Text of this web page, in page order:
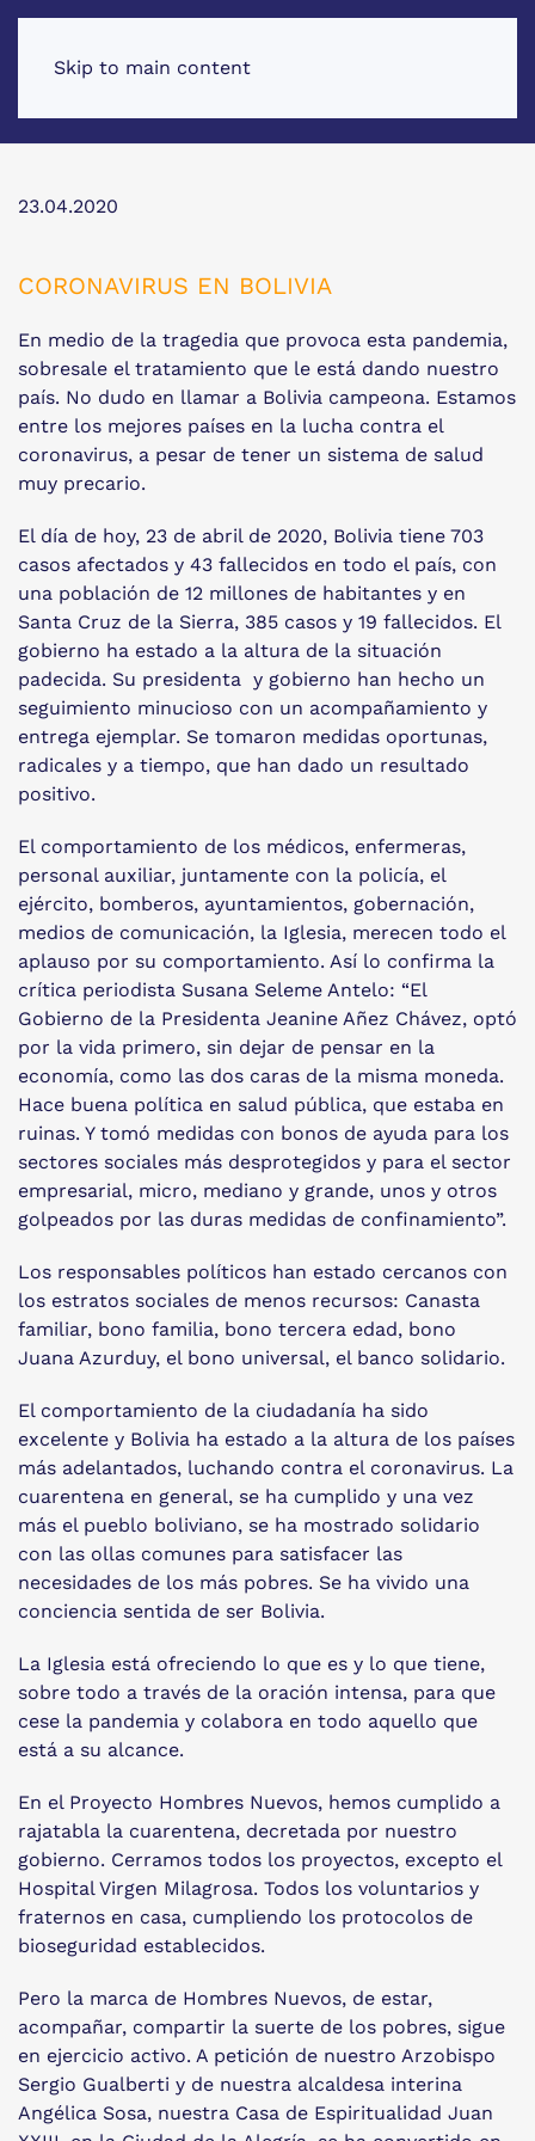
Skip to main content
23.04.2020
CORONAVIRUS EN BOLIVIA
En medio de la tragedia que provoca esta pandemia,
sobresale el tratamiento que le está dando nuestro
país. No dudo en llamar a Bolivia campeona. Estamos
entre los mejores países en la lucha contra el
coronavirus, a pesar de tener un sistema de salud
muy precario.
El día de hoy, 23 de abril de 2020, Bolivia tiene 703
casos afectados y 43 fallecidos en todo el país, con
una población de 12 millones de habitantes y en
Santa Cruz de la Sierra, 385 casos y 19 fallecidos. El
gobierno ha estado a la altura de la situación
padecida. Su presidenta y gobierno han hecho un
seguimiento minucioso con un acompañamiento y
entrega ejemplar. Se tomaron medidas oportunas,
radicales y a tiempo, que han dado un resultado
positivo.
El comportamiento de los médicos, enfermeras,
personal auxiliar, juntamente con la policía, el
ejército, bomberos, ayuntamientos, gobernación,
medios de comunicación, la Iglesia, merecen todo el
aplauso por su comportamiento. Así lo confirma la
crítica periodista Susana Seleme Antelo: “El
Gobierno de la Presidenta Jeanine Añez Chávez, optó
por la vida primero, sin dejar de pensar en la
economía, como las dos caras de la misma moneda.
Hace buena política en salud pública, que estaba en
ruinas. Y tomó medidas con bonos de ayuda para los
sectores sociales más desprotegidos y para el sector
empresarial, micro, mediano y grande, unos y otros
golpeados por las duras medidas de confinamiento”.
Los responsables políticos han estado cercanos con
los estratos sociales de menos recursos: Canasta
familiar, bono familia, bono tercera edad, bono
Juana Azurduy, el bono universal, el banco solidario.
El comportamiento de la ciudadanía ha sido
excelente y Bolivia ha estado a la altura de los países
más adelantados, luchando contra el coronavirus. La
cuarentena en general, se ha cumplido y una vez
más el pueblo boliviano, se ha mostrado solidario
con las ollas comunes para satisfacer las
necesidades de los más pobres. Se ha vivido una
conciencia sentida de ser Bolivia.
La Iglesia está ofreciendo lo que es y lo que tiene,
sobre todo a través de la oración intensa, para que
cese la pandemia y colabora en todo aquello que
está a su alcance.
En el Proyecto Hombres Nuevos, hemos cumplido a
rajatabla la cuarentena, decretada por nuestro
gobierno. Cerramos todos los proyectos, excepto el
Hospital Virgen Milagrosa. Todos los voluntarios y
fraternos en casa, cumpliendo los protocolos de
bioseguridad establecidos.
Pero la marca de Hombres Nuevos, de estar,
acompañar, compartir la suerte de los pobres, sigue
en ejercicio activo. A petición de nuestro Arzobispo
Sergio Gualberti y de nuestra alcaldesa interina
Angélica Sosa, nuestra Casa de Espiritualidad Juan